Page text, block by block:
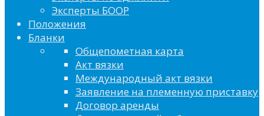
Эксперты БООР
Положения
Бланки
Общепометная карта
Акт вязки
Международный акт вязки
Заявление на племенную приставку
Договор аренды